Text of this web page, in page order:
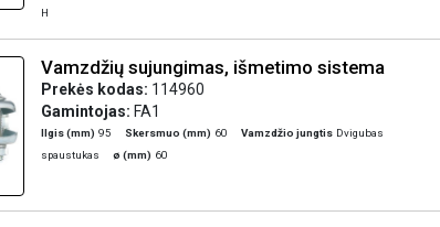
H
Vamzdžių sujungimas, išmetimo sistema
Prekės kodas: 114960
Gamintojas: FA1
Ilgis (mm) 95 Skersmuo (mm) 60 Vamzdžio jungtis Dvigubas
spaustukas
ø (mm) 60